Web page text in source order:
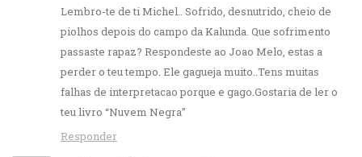
Lembro-te de ti Michel.. Sofrido, desnutrido, cheio de
piolhos depois do campo da Kalunda. Que sofrimento
passaste rapaz? Respondeste ao Joao Melo, estas a
perder o teu tempo. Ele gagueja muito..Tens muitas
falhas de interpretacao porque e gago.Gostaria de ler o
teu livro “Nuvem Negra”
Responder